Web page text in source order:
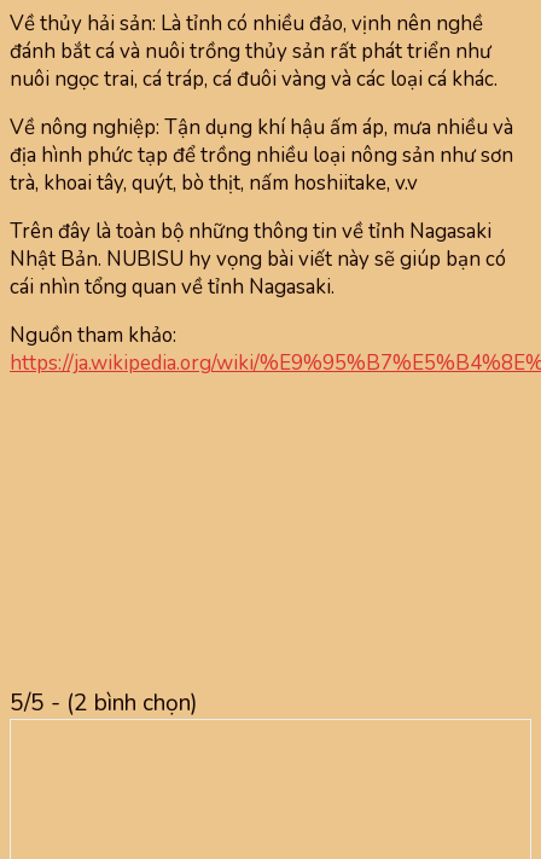
Về thủy hải sản: Là tỉnh có nhiều đảo, vịnh nên nghề
đánh bắt cá và nuôi trồng thủy sản rất phát triển như
nuôi ngọc trai, cá tráp, cá đuôi vàng và các loại cá khác.
Về nông nghiệp: Tận dụng khí hậu ấm áp, mưa nhiều và
địa hình phức tạp để trồng nhiều loại nông sản như sơn
trà, khoai tây, quýt, bò thịt, nấm hoshiitake, v.v
Trên đây là toàn bộ những thông tin về tỉnh Nagasaki
Nhật Bản. NUBISU hy vọng bài viết này sẽ giúp bạn có
cái nhìn tổng quan về tỉnh Nagasaki.
Nguồn tham khảo:
https://ja.wikipedia.org/wiki/
5/5 - (2 bình chọn)